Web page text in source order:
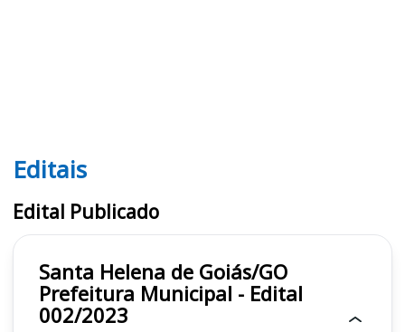
Editais
Editais
Edital Publicado
Santa Helena de Goiás/GO
Prefeitura Municipal - Edital
002/2023